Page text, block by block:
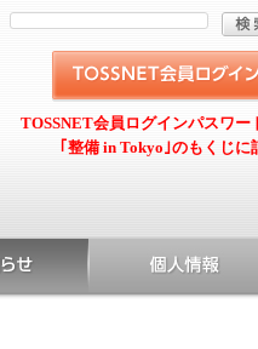
TOSSNET会員ログインパスワー
｢整備 in Tokyo｣のもくじに